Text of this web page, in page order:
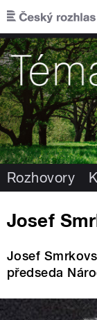
Přejít k hlavnímu
Rozhovory
Josef
Josef
předseda